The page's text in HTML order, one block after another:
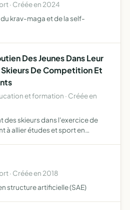
· Créée en 2024
krav-maga et de la self-
Des Jeunes Dans Leur
De Competition Et
et formation · Créée en
des skieurs dans l'exercice de
à allier études et sport en
· Créée en 2018
structure artificielle (SAE)